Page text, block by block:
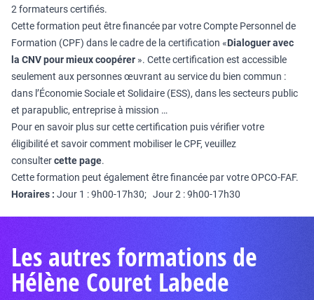
2 formateurs certifiés.
Cette formation peut être financée par votre Compte Personnel de
Formation (CPF) dans le cadre de la certification «Dialoguer avec
la CNV pour mieux coopérer ». Cette certification est accessible
seulement aux personnes œuvrant au service du bien commun :
dans l’Économie Sociale et Solidaire (ESS), dans les secteurs public
et parapublic, entreprise à mission …
Pour en savoir plus sur cette certification puis vérifier votre
éligibilité et savoir comment mobiliser le CPF, veuillez
consultercette page.
Cette formation peut également être financée par votre OPCO-FAF.
Horaires : Jour 1 : 9h00-17h30; Jour 2 : 9h00-17h30
Les autres formations de
Hélène Couret Labede